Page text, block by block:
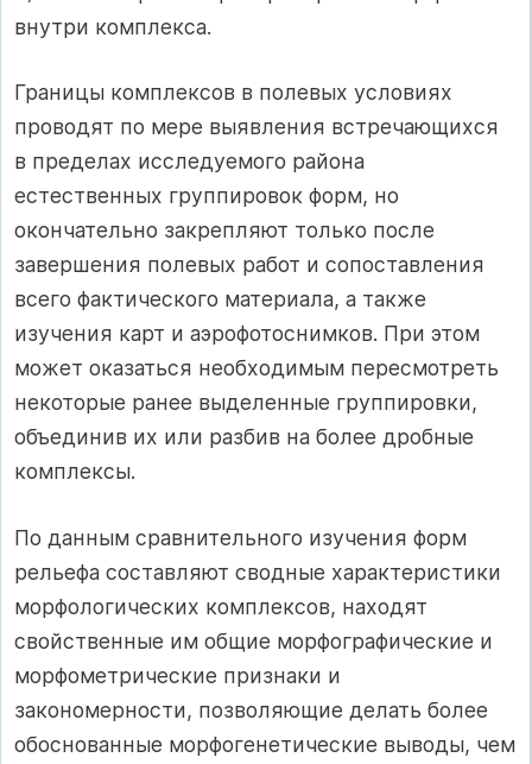
внутри комплекса.
Границы комплексов в полевых условиях
проводят по мере выявления встречающихся
в пределах исследуемого района
естественных группировок форм, но
окончательно закрепляют только после
завершения полевых работ и сопоставления
всего фактического материала, а также
изучения карт и аэрофотоснимков. При этом
может оказаться необходимым пересмотреть
некоторые ранее выделенные группировки,
объединив их или разбив на более дробные
комплексы.
По данным сравнительного изучения форм
рельефа составляют сводные характеристики
морфологических комплексов, находят
свойственные им общие морфографические и
морфометрические признаки и
закономерности, позволяющие делать более
обоснованные морфогенетические выводы, чем